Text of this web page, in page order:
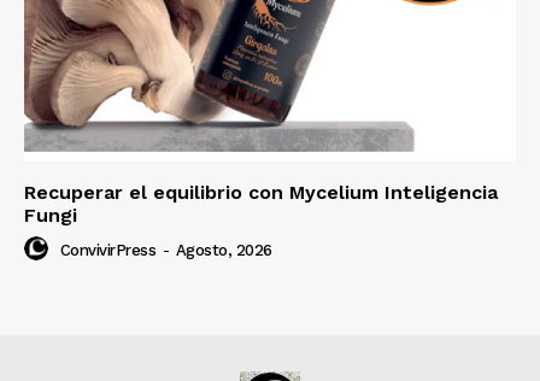
Recuperar el equilibrio con Mycelium Inteligencia
Fungi
ConvivirPress - Agosto, 2026